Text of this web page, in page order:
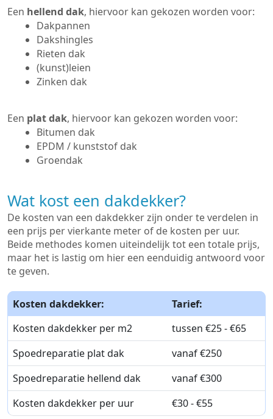
Een hellend dak, hiervoor kan gekozen worden voor:
Dakpannen
Dakshingles
Rieten dak
(kunst)leien
Zinken dak
Een plat dak, hiervoor kan gekozen worden voor:
Bitumen dak
EPDM / kunststof dak
Groendak
Wat kost een dakdekker?
De kosten van een dakdekker zijn onder te verdelen in
een prijs per vierkante meter of de kosten per uur.
Beide methodes komen uiteindelijk tot een totale prijs,
maar het is lastig om hier een eenduidig antwoord voor
te geven.
Kosten dakdekker:
Tarief:
Kosten dakdekker per m2
tussen €25 - €65
Spoedreparatie plat dak
vanaf €250
Spoedreparatie hellend dak
vanaf €300
Kosten dakdekker per uur
€30 - €55